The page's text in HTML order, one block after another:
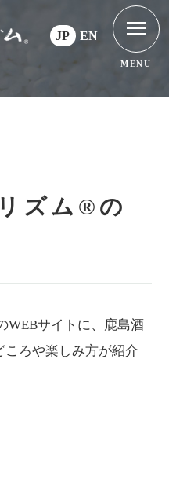
JP EN
MENU
ズム®の
WEBサイトに、鹿島酒
ろや楽しみ方が紹介